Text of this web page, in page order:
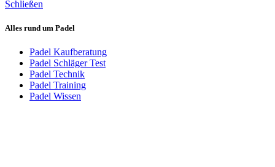
Schließen
Alles rund um Padel
Padel Kaufberatung
Padel Schläger Test
Padel Technik
Padel Training
Padel Wissen